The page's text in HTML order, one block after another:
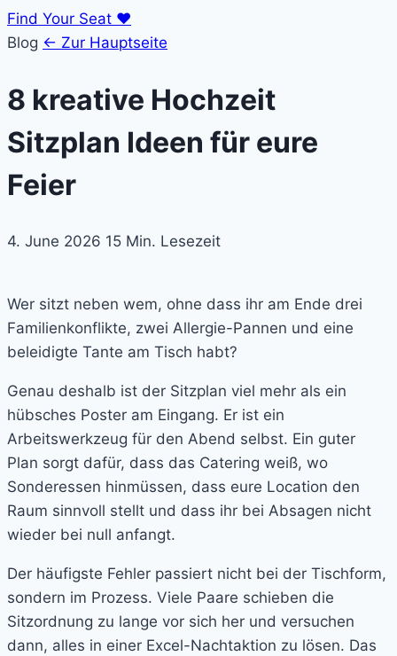
Find Your Seat ♥
Blog ← Zur Hauptseite
8 kreative Hochzeit
Sitzplan Ideen für eure
Feier
4. June 2026 15 Min. Lesezeit
Wer sitzt neben wem, ohne dass ihr am Ende drei
Familienkonflikte, zwei Allergie-Pannen und eine
beleidigte Tante am Tisch habt?
Genau deshalb ist der Sitzplan viel mehr als ein
hübsches Poster am Eingang. Er ist ein
Arbeitswerkzeug für den Abend selbst. Ein guter
Plan sorgt dafür, dass das Catering weiß, wo
Sonderessen hinmüssen, dass eure Location den
Raum sinnvoll stellt und dass ihr bei Absagen nicht
wieder bei null anfangt.
Der häufigste Fehler passiert nicht bei der Tischform,
sondern im Prozess. Viele Paare schieben die
Sitzordnung zu lange vor sich her und versuchen
dann, alles in einer Excel-Nachtaktion zu lösen. Das